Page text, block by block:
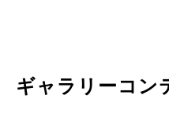
ギャラリーコン